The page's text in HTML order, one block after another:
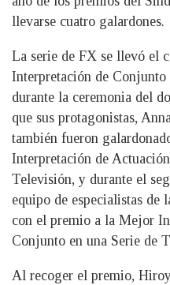
llevarse cuatro galardones.
La serie de FX se llevó el
Interpretación de Conjunto
durante la ceremonia del
que sus protagonistas,
también fueron
Interpretación de
Televisión, y durante el
equipo de especialistas de
con el premio a la Mejor
Conjunto en una Serie de
Al recoger el premio,